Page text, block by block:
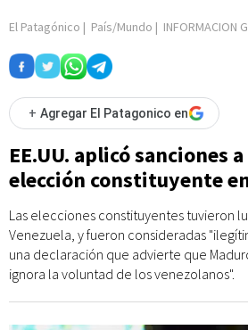
El Patagónico | País/Mundo | INFORMACION
+ Agregar El Patagonico en
EE.UU. aplicó sanciones
elección constituyente
Las elecciones constituyentes tuvieron
Venezuela, y fueron consideradas
una declaración que advierte que
ignora la voluntad de los venezolanos".